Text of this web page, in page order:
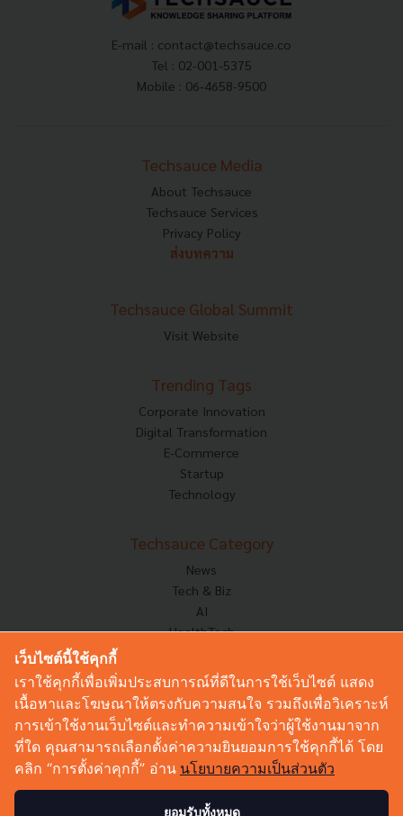
E-mail : contact@techsauce.co
Tel : 02-001-5375
Mobile : 06-4658-9500
Techsauce Media
About Techsauce
Techsauce Services
Privacy Policy
ส่งบทความ
Techsauce Global Summit
Visit Website
Trending Tags
Corporate Innovation
Digital Transformation
E-Commerce
Startup
Technology
Techsauce Category
News
Tech & Biz
AI
HealthTech
Corp Innov
Saucy Thoughts
Based On
Sustainable
Videos
Podcast
เว็บไซต์นี้ใช้คุกกี้
เราใช้คุกกี้เพื่อเพิ่มประสบการณ์ที่ดีในการใช้เว็บไซต์ แสดง
เนื้อหาและโฆษณาให้ตรงกับความสนใจ รวมถึงเพื่อวิเคราะห์
การเข้าใช้งานเว็บไซต์และทำความเข้าใจว่าผู้ใช้งานมาจาก
ที่ใด คุณสามารถเลือกตั้งค่าความยินยอมการใช้คุกกี้ได้ โดย
คลิก “การตั้งค่าคุกกี้” อ่าน นโยบายความเป็นส่วนตัว
ยอมรับทั้งหมด